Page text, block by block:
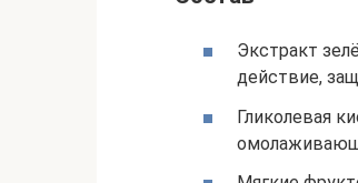
Экстракт
действие,
Гликолевая